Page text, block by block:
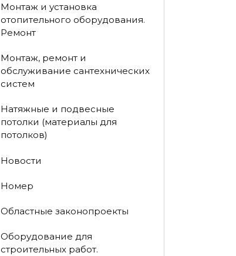
Монтаж и установка
отопительного оборудования.
Ремонт
Монтаж, ремонт и
обслуживание сантехнических
систем
Натяжные и подвесные
потолки (материалы для
потолков)
Новости
Номер
Областные законопроекты
Оборудование для
строительных работ.